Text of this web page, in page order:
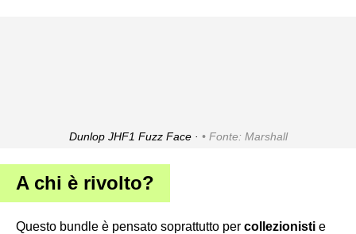
Dunlop JHF1 Fuzz Face · Fonte: Marshall
A chi è rivolto?
Questo bundle è pensato soprattutto per collezionisti e